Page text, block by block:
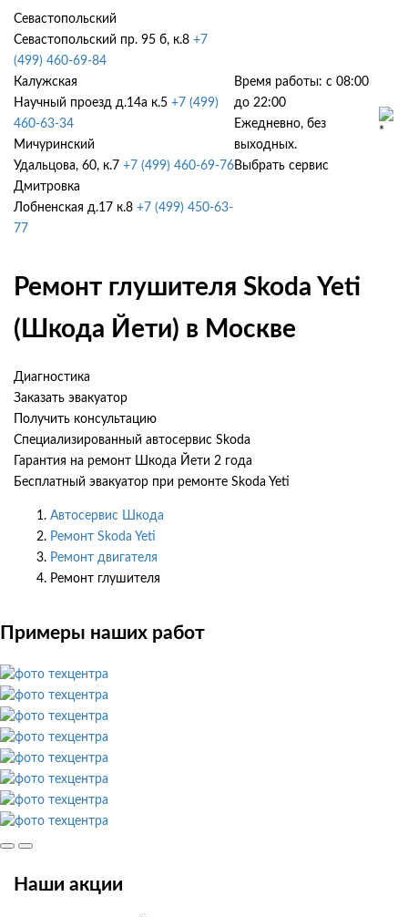
Севастопольский
Севастопольский пр. 95 б, к.8 +7
(499) 460-69-84
Калужская
Научный проезд д.14а к.5 +7 (499)
460-63-34
Мичуринский
Удальцова, 60, к.7 +7 (499) 460-69-76
Дмитровка
Лобненская д.17 к.8 +7 (499) 450-63-
77
Время работы: с 08:00
до 22:00
Ежедневно, без
выходных.
Выбрать сервис
Ремонт глушителя Skoda Yeti
(Шкода Йети) в Москве
Диагностика
Заказать эвакуатор
Получить консультацию
Специализированный автосервис Skoda
Гарантия на ремонт Шкода Йети 2 года
Бесплатный эвакуатор при ремонте Skoda Yeti
Автосервис Шкода
Ремонт Skoda Yeti
Ремонт двигателя
Ремонт глушителя
Примеры наших работ
Наши акции